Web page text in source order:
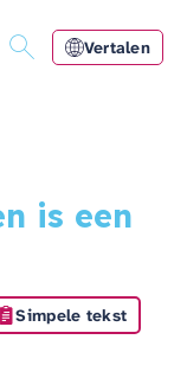
Vertalen
Simpele tekst